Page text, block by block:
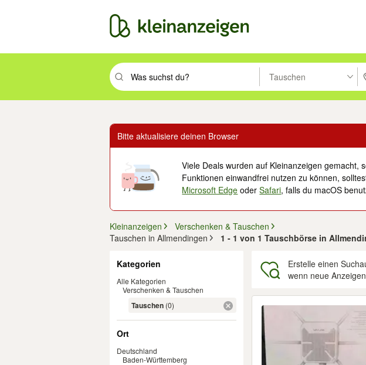
Suchbegriff eingeben. Eingabetaste drücken um zu suchen, oder
Tauschen
Bitte aktualisiere deinen Browser
Viele Deals wurden auf Kleinanzeigen gemacht,
Funktionen einwandfrei nutzen zu können,
Microsoft Edge oderSafari, falls du macOS
Kleinanzeigen
Verschenken & Tauschen
Tauschen in Allmendingen
1 - 1 von 1 Tauschbörse in
Kategorien
Alle Kategorien
Verschenken & Tauschen
Tauschen (0)
Ort
Deutschland
Baden-Württemberg
Erstelle einen
wenn neue